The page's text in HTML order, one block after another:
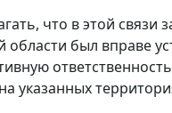
что в этой связи
области был вправе
указанных